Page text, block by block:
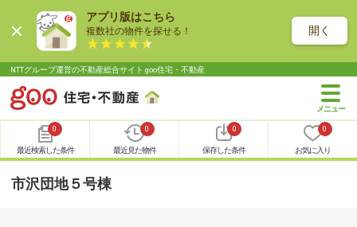
アプリ版はこちら
複数社の物件を探せる！ 開く
NTTグループ運営の不動産総合サイト goo住宅・不動産
0
最近検索した条件
0
最近見た物件
0
保存した条件
0
お気に入り
市沢団地５号棟